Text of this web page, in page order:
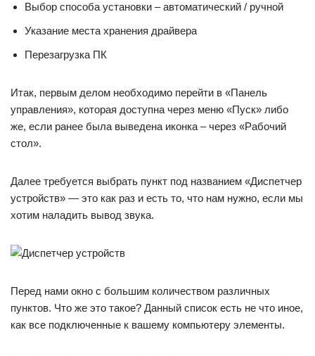
Выбор способа установки – автоматический / ручной
Указание места хранения драйвера
Перезагрузка ПК
Итак, первым делом необходимо перейти в «Панель
управления», которая доступна через меню «Пуск» либо
же, если ранее была выведена иконка – через «Рабочий
стол».
Далее требуется выбрать пункт под названием «Диспетчер
устройств» — это как раз и есть то, что нам нужно, если мы
хотим наладить вывод звука.
Перед нами окно с большим количеством различных
пунктов. Что же это такое? Данный список есть не что иное,
как все подключенные к вашему компьютеру элементы.